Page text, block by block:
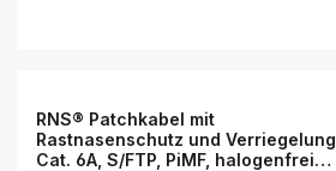
RNS® Patchkabel mit
Rastnasenschutz und Verriegelung,
Cat. 6A, S/FTP, PiMF, halogenfrei